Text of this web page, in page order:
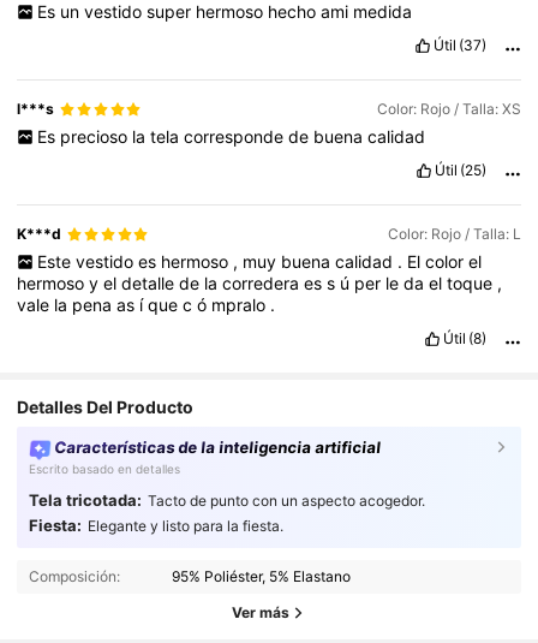
Es un vestido super hermoso hecho ami medida
Útil (37)
l***s Color: Rojo / Talla: XS
Es precioso la tela corresponde de buena calidad
Útil (25)
K***d Color: Rojo / Talla: L
Este vestido es hermoso , muy buena calidad . El color el
hermosoyeldetallede lacorrederaess ú per ledaeltoque ,
vale la penaas íquecó mpralo .
Útil (8)
Detalles Del Producto
Características de la inteligencia artificial
Escrito basado en detalles
Tela tricotada: Tacto de punto con un aspecto acogedor.
Fiesta: Elegante y listo para la fiesta.
Composición: 95% Poliéster, 5% Elastano
Ver más
4,86 53K Seguidores
53K Seguidores